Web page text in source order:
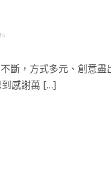
斷，方式多元、創意盡
感謝萬 […]